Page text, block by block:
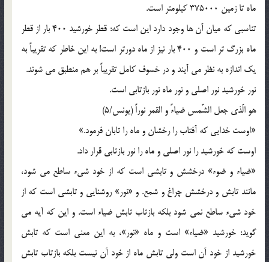
ماه تا زمين 375000 کيلومتر است.
تناسبي که ميان آن ها وجود دارد اين است که: قطر خورشيد 400 بار از قطر
ماه بزرگ تر است و 400 بار نيز از ماه دورتر است! به اين خاطر که تقريباً به
يک اندازه به نظر مي آيند و در خسوف کامل تقريباً بر هم منطبق مي شوند.
نور خورشيد نور اصلي و نور ماه نور بازتابي است.
هو الّذي جعل الشَّمس ضياءً و القمر نوراً (يونس/5)
«اوست خدايي که آفتاب را رخشان و ماه را تابان فرمود.»
اوست که خورشيد را نور اصلي و ماه را نور بازتابي قرار داد.
«ضياء و ضوء» درخشش و تابشي است که از خود شيء ساطع مي شود،
مانند تابش و درخشش چراغ و شمع. و «نور» روشنايي و تابشي است که از
خود شيء ساطع نمي شود بلکه بازتاب تابش ضياء است. و اين که آيه مي
گويد: خورشيد «ضياء» است و ماه «نور»، به اين معني است که تابش
خورشيد از خود آن است ولي تابش ماه از خود آن نيست بلکه بازتاب تابش